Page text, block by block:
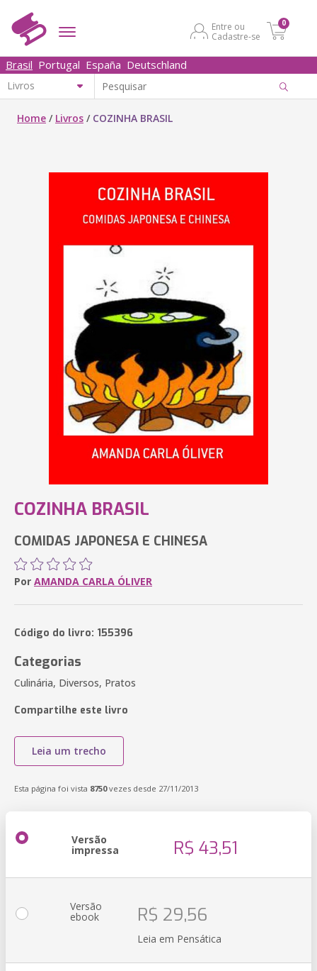
Entre ou
Cadastre-se
0
Brasil Portugal España Deutschland
Home / Livros / COZINHA BRASIL
COZINHA BRASIL
COMIDAS JAPONESA E CHINESA
Por AMANDA CARLA ÓLIVER
Código do livro: 155396
Categorias
Culinária, Diversos, Pratos
Compartilhe este livro
Leia um trecho
Esta página foi vista 8750vezes desde 27/11/2013
Versão
impressa R$ 43,51
Versão
ebook R$ 29,56
Leia em Pensática